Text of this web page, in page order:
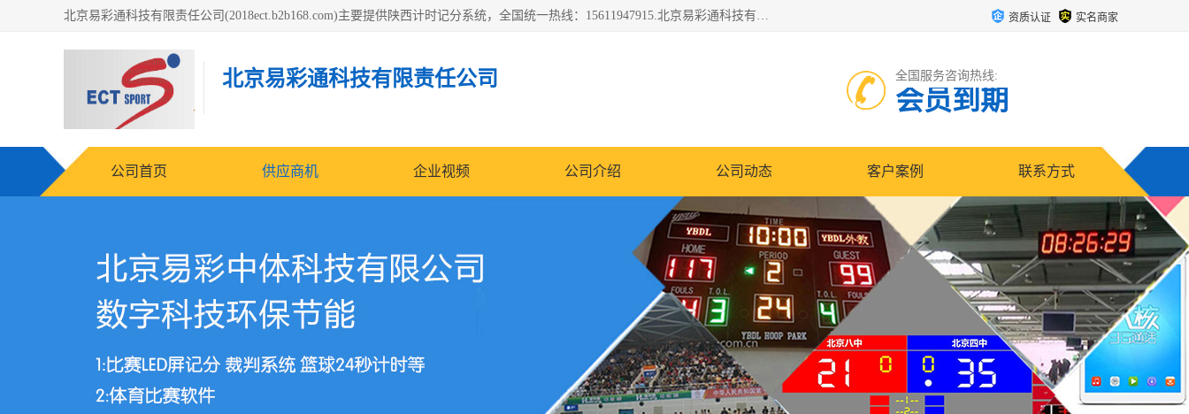
北京易彩通科技有限责任公司(2018ect.b2b168.com)主要提供陕西计时记分系统，全国统一热线：15611947915.北京易彩通科技有限责任公司有一支长期从事智能控制系统研发的高素质的队伍，具有嵌入式系统，视频系统、通信系统、网络系统，体育计时系统的知识和技能。强力打造体育比赛计时计分系统、智能升降旗系统、标准时钟系统、赛事编排及信息发布系统，为用户提供较新的，较廉价的，应用解决方案。 资质认证 实名商家
北京易彩通科技有限责任公司 全国服务咨询热线:
会员到期
公司首页 供应商机 企业视频 公司介绍 公司动态 客户案例 联系方式